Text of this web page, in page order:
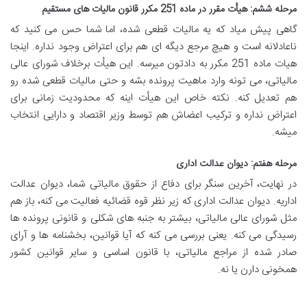
مرحله ششم: هیأت مقرر در ماده 251 مکرر قانون مالیات های مستقیم
گاهی پیش میاد که یه مالیات قطعی شده، اما شما حس می کنید که
ناعادلانه است و هیچ مرجع دیگه ای هم برای اعتراض وجود نداره. اینجا
هیات ماده 251 مکرر به دادتون میرسه. این هیأت برخلاف شورای عالی
مالیاتی، می تونه وارد ماهیت پرونده بشه و حتی مالیات قطعی شده رو
هم تعدیل کنه. نکته خاص این هیأت اینه که محدودیت زمانی برای
اعتراض نداره و ترکیب اعضاش هم توسط وزیر اقتصاد و دارایی انتخاب
میشه.
مرحله هفتم: دیوان عدالت اداری
در نهایت، آخرین سنگر برای دفاع از حقوق مالیاتی شما، دیوان عدالت
اداریه. دیوان عدالت اداری که زیر نظر قوه قضائیه فعالیت می کنه، باز هم
مثل شورای عالی مالیاتی، بیشتر به جنبه های شکلی و قانونی پرونده ها
رسیدگی می کنه. یعنی بررسی می کنه که آیا قوانین، بخشنامه ها و آرای
صادر شده از مراجع مالیاتی، با قانون اساسی و سایر قوانین کشور
همخونی دارن یا نه.